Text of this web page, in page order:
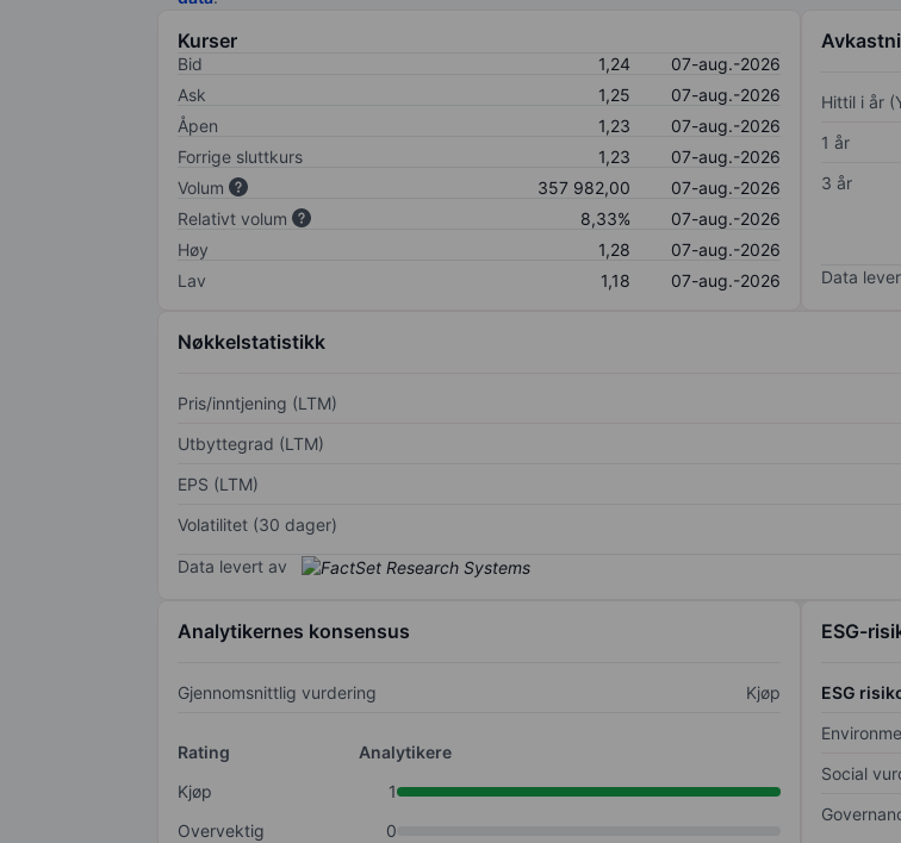
Kurser
Bid 1,24
07-aug.-2026
Ask
1,25
07-aug.-2026
Åpen
1,23
07-aug.-2026
Forrige sluttkurs
1,23
07-aug.-2026
Volum
357 982,00
07-aug.-2026
Relativt volum
8,33%
07-aug.-2026
Høy
1,28
07-aug.-2026
Lav
1,18 07-aug.-2026
Hittil i år
1 år
3 år
Data
Nøkkelstatistikk
Pris/inntjening (LTM)
Utbyttegrad (LTM)
EPS (LTM)
Volatilitet (30 dager)
Data levert av
Analytikernes konsensus
Gjennomsnittlig vurdering Kjøp
Rating
Analytikere
Kjøp
1
Overvektig
0
ESG-
ESG
Social